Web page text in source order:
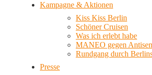
Kampagne & Aktionen
Kiss Kiss Berlin
Schöner Cruisen
Was ich erlebt habe
MANEO gegen
Rundgang durch
Presse